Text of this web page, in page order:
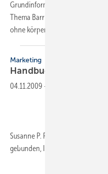
Grundinformationen und
Thema Barrierefreiheit: Wie
ohne körperliche
Marketing
Handbuch Visuelle
04.11.2009 -
Susanne P. Radtke u. a., 319
gebunden, ISBN 978-3-589-